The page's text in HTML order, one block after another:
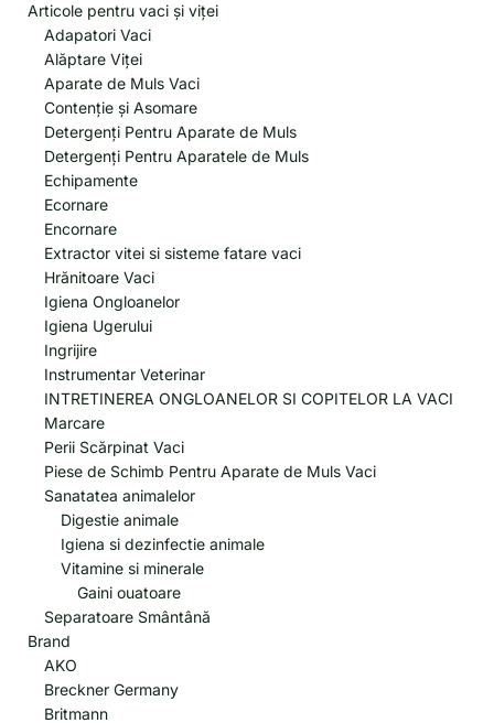
Articole pentru vaci și viței
Adapatori Vaci
Alăptare Viței
Aparate de Muls Vaci
Contenție și Asomare
Detergenți Pentru Aparate de Muls
Detergenți Pentru Aparatele de Muls
Echipamente
Ecornare
Encornare
Extractor vitei si sisteme fatare vaci
Hrănitoare Vaci
Igiena Ongloanelor
Igiena Ugerului
Ingrijire
Instrumentar Veterinar
INTRETINEREA ONGLOANELOR SI COPITELOR LA VACI
Marcare
Perii Scărpinat Vaci
Piese de Schimb Pentru Aparate de Muls Vaci
Sanatatea animalelor
Digestie animale
Igiena si dezinfectie animale
Vitamine si minerale
Gaini ouatoare
Separatoare Smântână
Brand
AKO
Breckner Germany
Britmann